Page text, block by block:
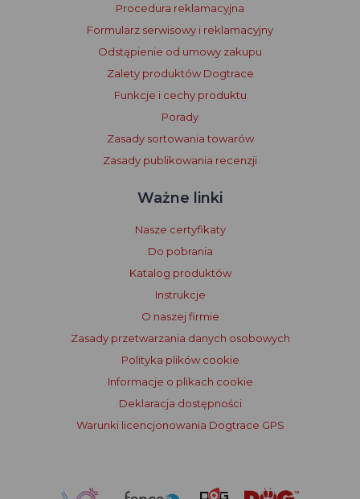
Procedura reklamacyjna
Formularz serwisowy i reklamacyjny
Odstąpienie od umowy zakupu
Zalety produktów Dogtrace
Funkcje i cechy produktu
Porady
Zasady sortowania towarów
Zasady publikowania recenzji
Ważne linki
Nasze certyfikaty
Do pobrania
Katalog produktów
Instrukcje
O naszej firmie
Zasady przetwarzania danych osobowych
Polityka plików cookie
Informacje o plikach cookie
Deklaracja dostępności
Warunki licencjonowania Dogtrace GPS